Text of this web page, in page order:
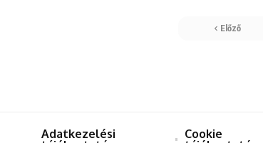
Előző
Adatkezelési
Cookie